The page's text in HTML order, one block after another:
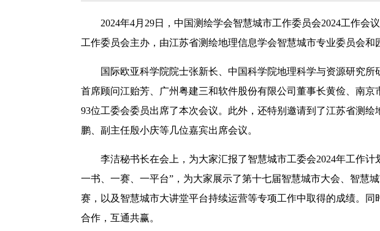
2024年4月29日，中国测绘学会智慧城市工作委员会2024工作
工作委员会主办，由江苏省测绘地理信息学会智慧城市专业委员会和
国际欧亚科学院院士张新长、中国科学院地理科学与资源研究
首席顾问江贻芳、广州粤建三和软件股份有限公司董事长黄俭、南
93位工委会委员出席了本次会议。此外，还特别邀请到了江苏省测
鹏、副主任殷小庆等几位嘉宾出席会议。
李洁秘书长在会上，为大家汇报了智慧城市工委会2024年工作
一书、一赛、一平台”，为大家展示了第十七届智慧城市大会、智慧
赛，以及智慧城市大讲堂平台持续运营等专项工作中取得的成绩。
合作，互通共赢。